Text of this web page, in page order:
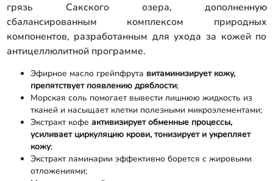
грязь Сакского озера, дополненную
сбалансированным комплексом природных
компонентов, разработанным для ухода за кожей по
антицеллюлитной программе.
Эфирное масло грейпфрута витаминизирует кожу,
препятствует появлению дряблости;
Морская соль помогает вывести лишнюю жидкость из
тканей и насыщает клетки полезными микроэлементами;
Экстракт кофе активизирует обменные процессы,
усиливает циркуляцию крови, тонизирует и укрепляет
кожу;
Экстракт ламинарии эффективно борется с жировыми
отложениями;